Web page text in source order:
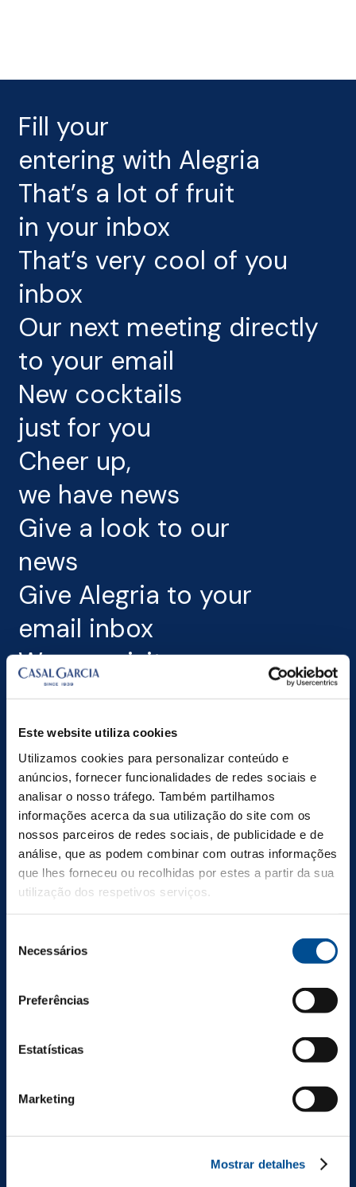
Este website utiliza cookies
Utilizamos cookies para personalizar conteúdo e
anúncios, fornecer funcionalidades de redes sociais e
analisar o nosso tráfego. Também partilhamos
informações acerca da sua utilização do site com os
nossos parceiros de redes sociais, de publicidade e de
análise, que as podem combinar com outras informações
que lhes forneceu ou recolhidas por estes a partir da sua
utilização dos respetivos serviços.
Necessários
Preferências
Estatísticas
Marketing
Mostrar detalhes
content
Fill your
entering with Alegria
That’s a lot of fruit
in your inbox
That’s very cool of you
inbox
Our next meeting directly
to your email
New cocktails
just for you
Cheer up,
we have news
Give a look to our
news
Give Alegria to your
email inbox
We can visit
your email?
Don’t miss a thing
of this story
Subscribe to our newsletter
t
e
r
f
r
c
e
By submitting the e-mail, you authorise the processing of your
data in order to receive communications related to Aveleda, S.A.
products.
Casal Garcia
Products